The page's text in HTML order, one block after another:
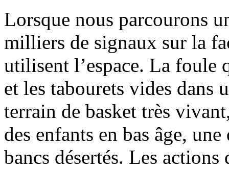
Lorsque nous parcourons
milliers de signaux sur la
utilisent l’espace. La foule
et les tabourets vides dans
terrain de basket très
des enfants en bas âge,
bancs désertés. Les